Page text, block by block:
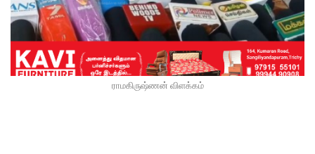
ராமகிருஷ்ணன் விளக்கம்